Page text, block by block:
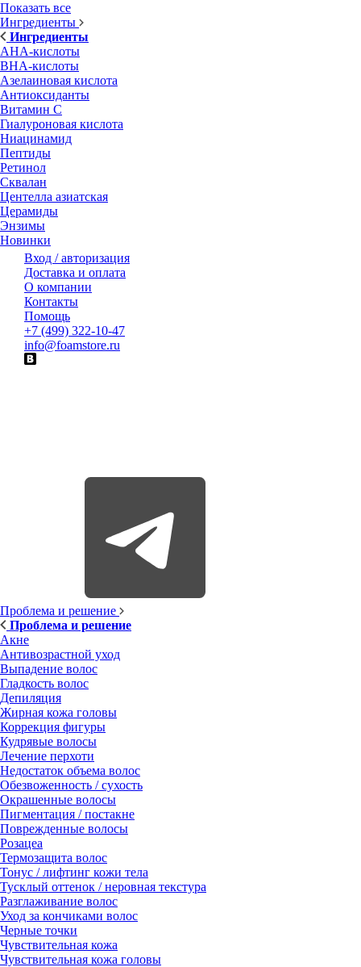
Показать все
Ингредиенты
Ингредиенты
AHA-кислоты
BHA-кислоты
Азелаиновая кислота
Антиоксиданты
Витамин С
Гиалуроновая кислота
Ниацинамид
Пептиды
Ретинол
Сквалан
Центелла азиатская
Церамиды
Энзимы
Новинки
Вход / авторизация
Доставка и оплата
О компании
Контакты
Помощь
+7 (499) 322-10-47
info@foamstore.ru
Проблема и решение
Проблема и решение
Акне
Антивозрастной уход
Выпадение волос
Гладкость волос
Депиляция
Жирная кожа головы
Коррекция фигуры
Кудрявые волосы
Лечение перхоти
Недостаток объема волос
Обезвоженность / сухость
Окрашенные волосы
Пигментация / постакне
Поврежденные волосы
Розацеа
Термозащита волос
Тонус / лифтинг кожи тела
Тусклый оттенок / неровная текстура
Разглаживание волос
Уход за кончиками волос
Черные точки
Чувствительная кожа
Чувствительная кожа головы